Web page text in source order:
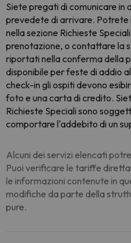
Siete pregati di comunicare in
prevedete di arrivare. Potrete
nella sezione Richieste
prenotazione, o contattare la
riportati nella conferma della
disponibile per feste di addio
check-in gli ospiti devono
foto e una carta di credito.
Richieste Speciali sono
comportare l'addebito di un
Alcuni dei servizi elencati
Puoi verificare le tariffe
le informazioni contenute in
modifiche da parte della
pure.